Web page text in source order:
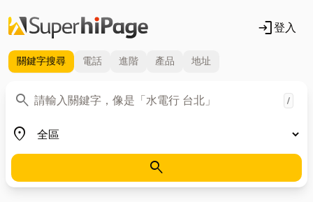
login登入
關鍵字搜尋 電話 進階 產品 地址
search
關鍵字 /
place
地區
search